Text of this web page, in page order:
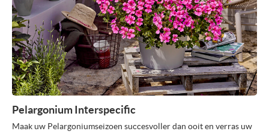
Pelargonium Interspecific
Maak uw Pelargoniumseizoen succesvoller dan ooit en verras uw